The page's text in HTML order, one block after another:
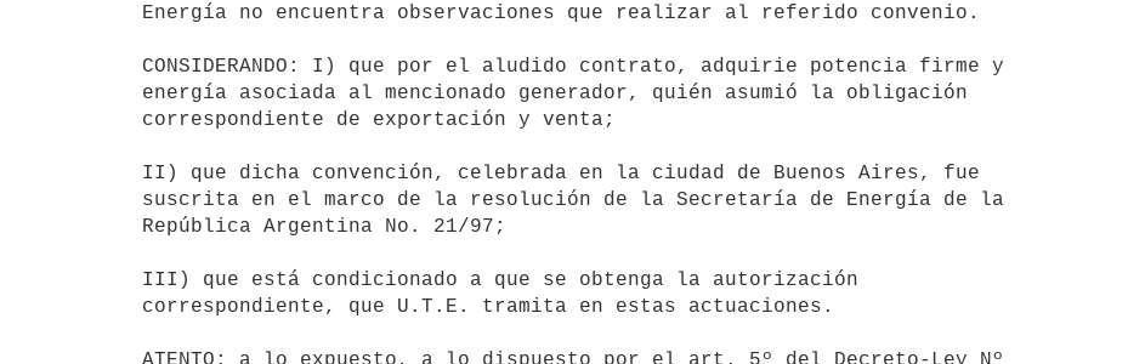
Energía no encuentra observaciones que realizar al referido convenio.
CONSIDERANDO: I) que por el aludido contrato, adquirie potencia firme y
energía asociada al mencionado generador, quién asumió la obligación
correspondiente de exportación y venta;
II) que dicha convención, celebrada en la ciudad de Buenos Aires, fue
suscrita en el marco de la resolución de la Secretaría de Energía de la
República Argentina No. 21/97;
III) que está condicionado a que se obtenga la autorización
correspondiente, que U.T.E. tramita en estas actuaciones.